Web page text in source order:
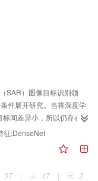
升达到10%以上。结论
都加入模型库中，本文提
改善了场景目标发生遮
SAR）图像目标识别领
件展开研究。当将深度学
间差异小，所以仍存在着
出发，设计一种适用于
计网络主要由多尺度空间
多尺度特征提取模块置于
、9×9的卷积核，提取丰
征;DenseNet
37
| 47 | 2